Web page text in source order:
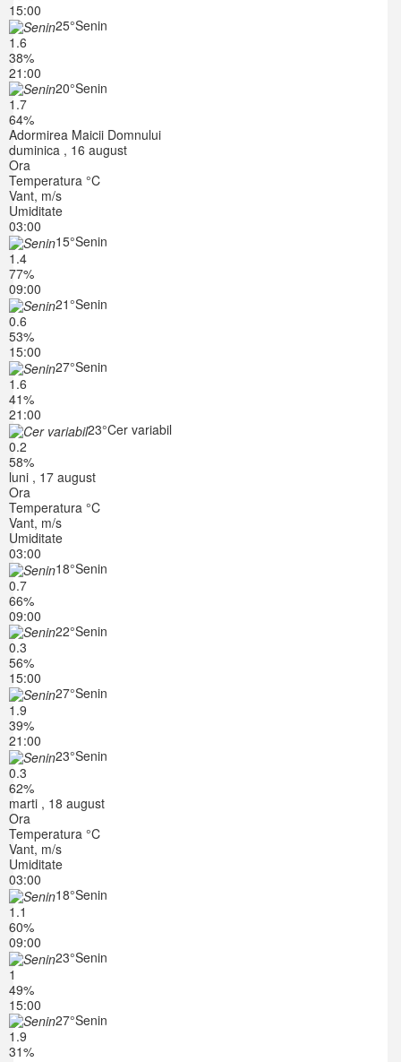
15:00
25°Senin
1.6
38%
21:00
20°Senin
1.7
64%
Adormirea Maicii Domnului
duminica , 16 august
Ora
Temperatura °C
Vant, m/s
Umiditate
03:00
15°Senin
1.4
77%
09:00
21°Senin
0.6
53%
15:00
27°Senin
1.6
41%
21:00
23°Cer variabil
0.2
58%
luni , 17 august
Ora
Temperatura °C
Vant, m/s
Umiditate
03:00
18°Senin
0.7
66%
09:00
22°Senin
0.3
56%
15:00
27°Senin
1.9
39%
21:00
23°Senin
0.3
62%
marti , 18 august
Ora
Temperatura °C
Vant, m/s
Umiditate
03:00
18°Senin
1.1
60%
09:00
23°Senin
1
49%
15:00
27°Senin
1.9
31%